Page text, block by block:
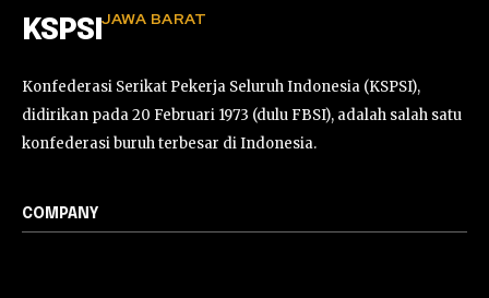
KSPSI JAWA BARAT
Konfederasi Serikat Pekerja Seluruh Indonesia (KSPSI),
didirikan pada 20 Februari 1973 (dulu FBSI), adalah salah satu
konfederasi buruh terbesar di Indonesia.
COMPANY